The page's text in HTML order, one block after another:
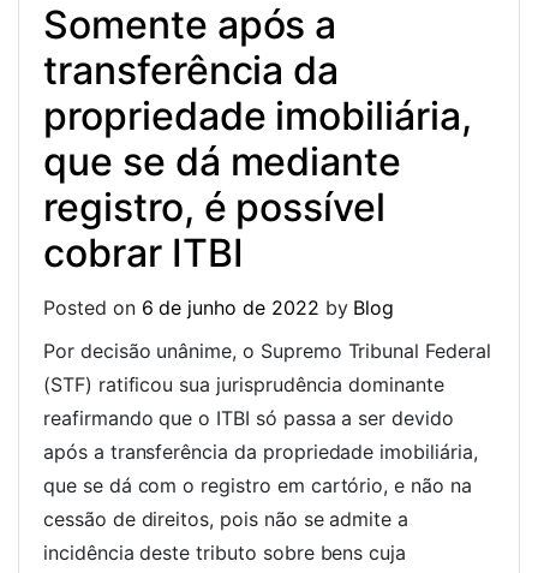
Somente após a
transferência da
propriedade imobiliária,
que se dá mediante
registro, é possível
cobrar ITBI
Posted on 6 de junho de 2022 by Blog
Por decisão unânime, o Supremo Tribunal Federal
(STF) ratificou sua jurisprudência dominante
reafirmando que o ITBI só passa a ser devido
após a transferência da propriedade imobiliária,
que se dá com o registro em cartório, e não na
cessão de direitos, pois não se admite a
incidência deste tributo sobre bens cuja